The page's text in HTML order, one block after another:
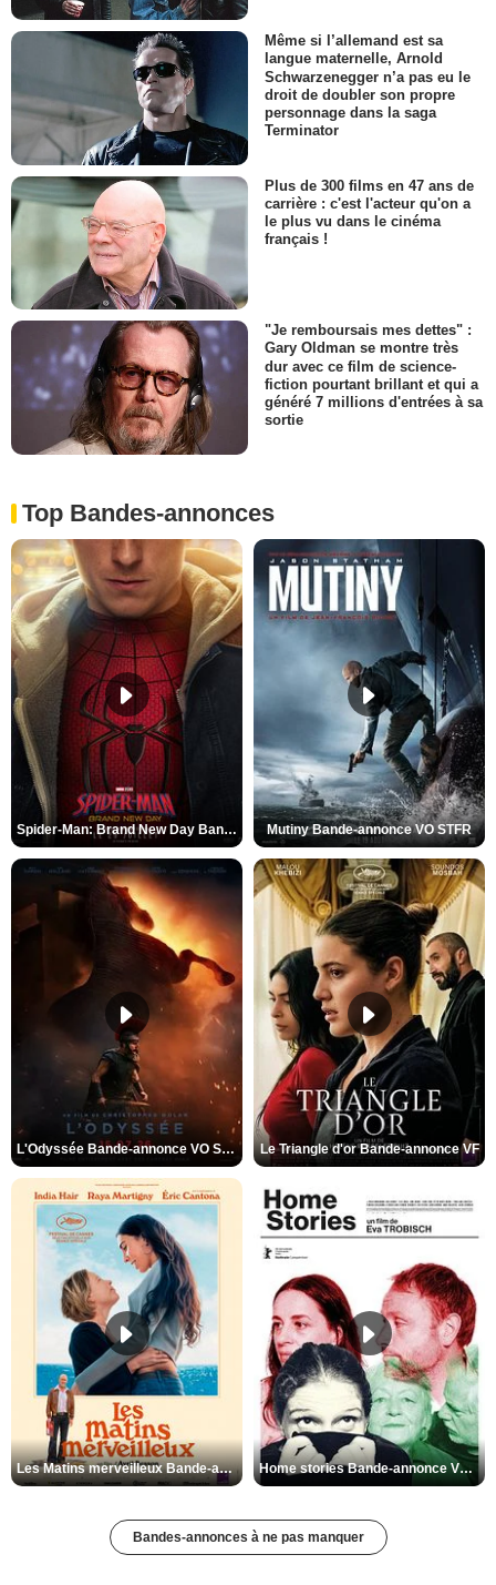
Même si l’allemand est sa
langue maternelle, Arnold
Schwarzenegger n’a pas eu le
droit de doubler son propre
personnage dans la saga
Terminator
Plus de 300 films en 47 ans de
carrière : c'est l'acteur qu'on a
le plus vu dans le cinéma
français !
"Je remboursais mes dettes" :
Gary Oldman se montre très
dur avec ce film de science-
fiction pourtant brillant et qui a
généré 7 millions d'entrées à sa
sortie
Top Bandes-annonces
Spider-Man: Brand New Day Bande-annonce VO STFR Mutiny Bande-annonce VO STFR
L'Odyssée Bande-annonce VO STFR Le Triangle d'or Bande-annonce VF
Les Matins merveilleux Bande-annonce VF Home stories Bande-annonce VO STFR
Bandes-annonces à ne pas manquer